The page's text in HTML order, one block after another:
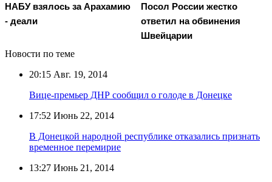
НАБУ взялось за Арахамию
- деали
Посол России жестко
ответил на обвинения
Швейцарии
Новости по теме
20:15 Авг. 19, 2014
Вице-премьер ДНР сообщил о голоде в Донецке
17:52 Июнь 22, 2014
В Донецкой народной республике отказались признать
временное перемирие
13:27 Июнь 21, 2014